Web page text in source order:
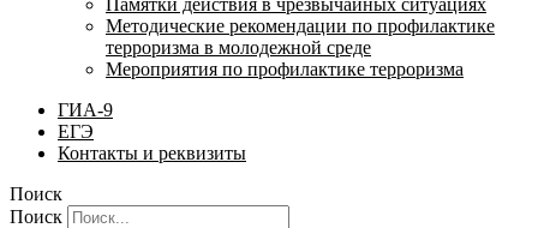
Методические рекомендации по профилактике
терроризма в молодежной среде
Мероприятия по профилактике терроризма
ГИА-9
ЕГЭ
Контакты и реквизиты
Поиск
Поиск